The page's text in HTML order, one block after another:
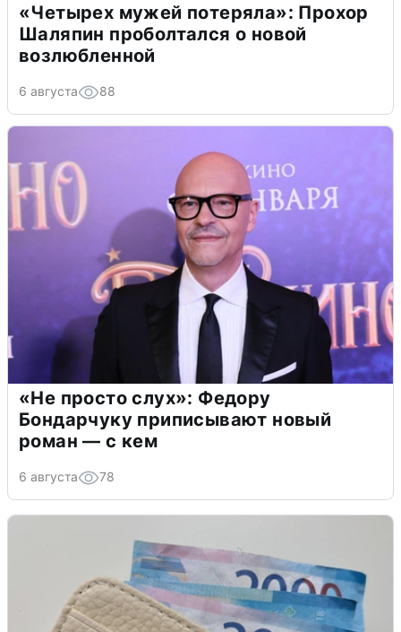
«Четырех мужей потеряла»: Прохор
Шаляпин проболтался о новой
возлюбленной
6 августа 88
«Не просто слух»: Федору
Бондарчуку приписывают новый
роман — с кем
6 августа 78